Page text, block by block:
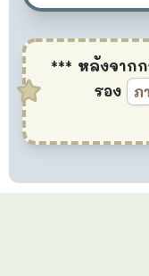
*** หลังจาก
รอง
ภ